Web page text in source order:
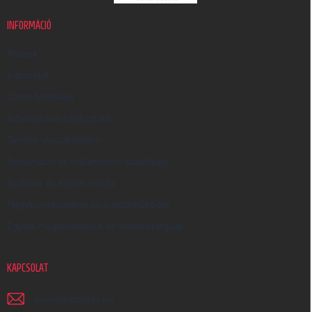
U
INFORMÁCIÓ
Rólunk
Kapcsolat
Üzleti feltételek
Adatkezelési tájékoztató
Termék visszaküldése
Reklamáció és reklamációs szabályzat
Szállítás és fizetés módja
Nagykereskedelem és együttműködés
Egyedi megrendelések és ajándéktárgyak
KAPCSOLAT
irjon @ earplugs.hu